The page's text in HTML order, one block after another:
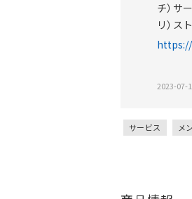
チ）サ
リ）ス
2023-07-
サービス メ